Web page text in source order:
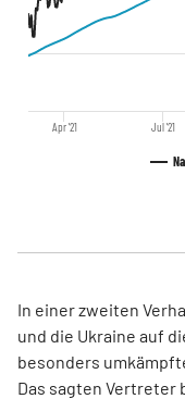
Jul '21
Apr '21
In einer zweiten
und die Ukraine auf
besonders
Das sagten Vertreter